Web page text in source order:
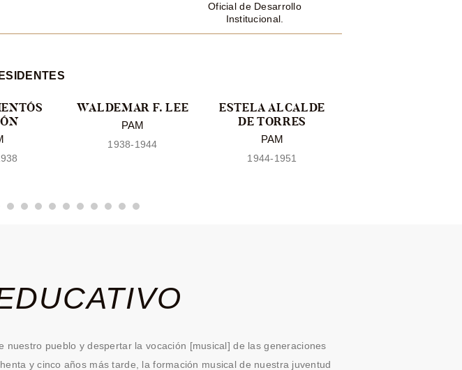
Oficial de Desarrollo
Institucional.
WALDEMAR F. LEE
PAM
1938-1944
ESTELA ALCALDE
DE TORRES
PAM
1944-1951
pueblo y despertar la vocación [musical] de las generaciones
y cinco años más tarde, la formación musical de nuestra juventud